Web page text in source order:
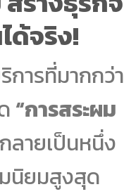
ด้จริง!
ารที่มากกว่า
“การสระผม
ลายเป็นหนึ่ง
นิยมสูงสุด